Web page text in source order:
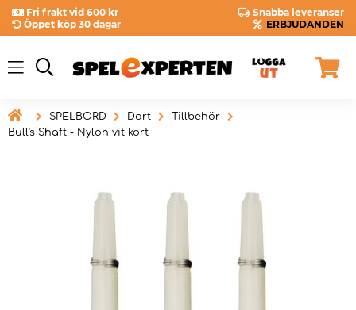
Fri frakt vid 600 kr
Snabba leveranser
Öppet köp 30 dagar
ERBJUDANDEN
 SPELBORD Dart
Tillbehör
Bull's Shaft - Nylon vit kort